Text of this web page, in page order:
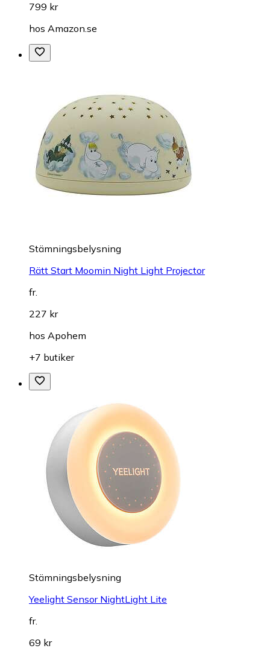
799 kr
hos Amazon.se
Stämningsbelysning
Rätt Start Moomin Night Light Projector
fr.
227 kr
hos Apohem
+7 butiker
Stämningsbelysning
Yeelight Sensor NightLight Lite
fr.
69 kr